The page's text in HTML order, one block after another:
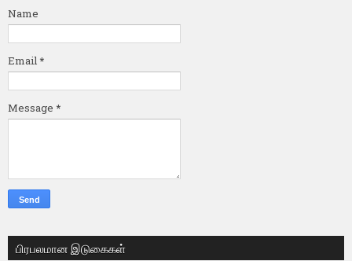
Name
Email *
Message *
பிரபலமான இடுகைகள்